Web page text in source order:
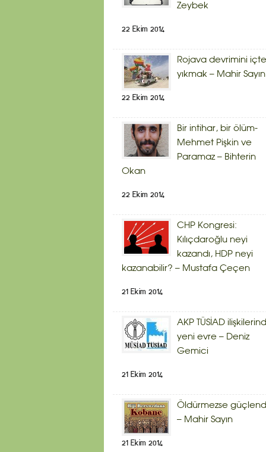
Zeybek
22 Ekim 2014
Rojava devrimini
yıkmak – Mahir Sayın
22 Ekim 2014
Bir intihar, bir ölüm-
Mehmet Pişkin ve
Paramaz – Bihterin
Okan
22 Ekim 2014
CHP Kongresi:
Kılıçdaroğlu neyi
kazandı, HDP neyi
kazanabilir? – Mustafa Çeçen
21 Ekim 2014
AKP TÜSİAD
yeni evre – Deniz
Gemici
21 Ekim 2014
Öldürmezse
– Mahir Sayın
21 Ekim 2014